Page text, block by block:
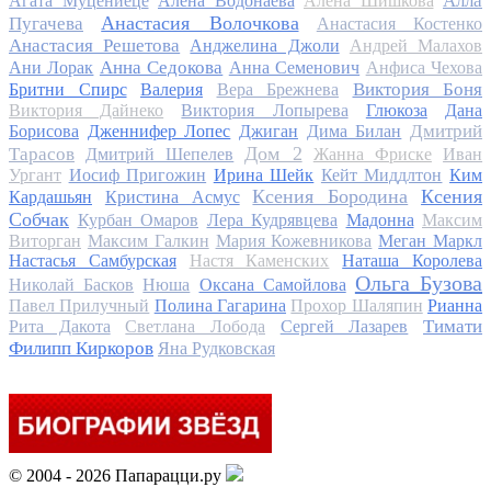
Пугачева
Анастасия Волочкова Анастасия Костенко
Анастасия Решетова Анджелина Джоли
Андрей Малахов
Ани Лорак Анна Седокова Анна Семенович Анфиса Чехова
Бритни Спирс
Валерия Вера Брежнева Виктория Боня
Виктория Дайнеко Виктория Лопырева Глюкоза
Дана
Борисова Дженнифер Лопес Джиган Дима Билан Дмитрий
Тарасов
Дмитрий Шепелев Дом 2 Жанна Фриске
Иван
Ургант Иосиф Пригожин Ирина Шейк Кейт Миддлтон Ким
Кардашьян
Кристина Асмус Ксения Бородина
Ксения
Собчак Курбан Омаров Лера Кудрявцева Мадонна Максим
Виторган Максим Галкин Мария Кожевникова Меган Маркл
Настасья Самбурская
Настя Каменских
Наташа Королева
Николай Басков Нюша Оксана Самойлова Ольга Бузова
Павел Прилучный Полина Гагарина Прохор Шаляпин Рианна
Рита Дакота
Светлана Лобода Сергей Лазарев
Тимати
Филипп Киркоров Яна Рудковская
© 2004 - 2026 Папарацци.ру